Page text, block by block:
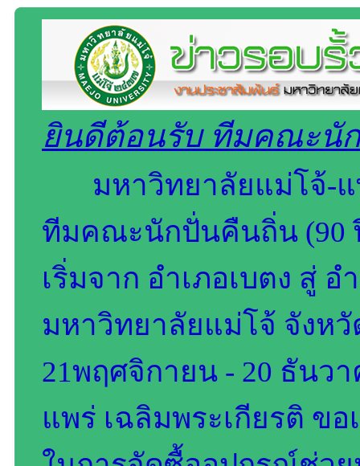
ยินดีต้อนรับ ทีมคณะนั
มหาวิทยาลัยแม่โจ้-
ทีมคณะนักปั่นคืนถิ่น (90
เริ่มจาก อำเภอเบตง สู่
มหาวิทยาลัยแม่โจ้ จังห
21พฤศจิกายน - 20 ธันว
แพร่ เฉลิมพระเกียรติ ข